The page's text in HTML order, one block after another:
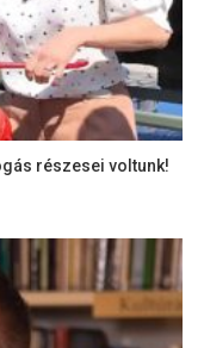
részesei voltunk!